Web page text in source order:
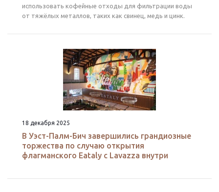
использовать кофейные отходы для фильтрации воды
от тяжёлых металлов, таких как свинец, медь и цинк.
18 декабря 2025
В Уэст-Палм-Бич завершились грандиозные
торжества по случаю открытия
флагманского Eataly с Lavazza внутри